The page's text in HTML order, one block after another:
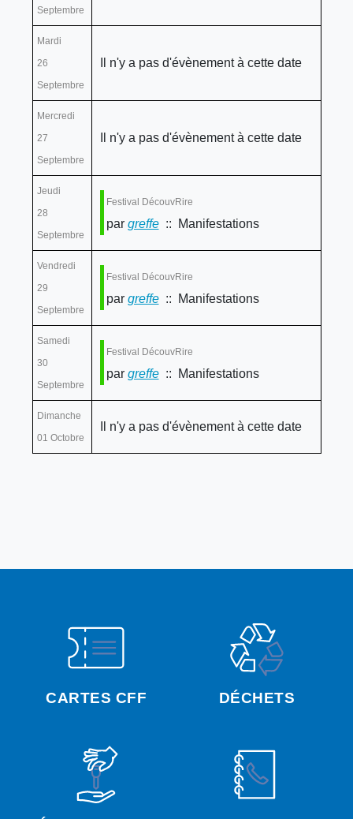
CARTES CFF DÉCHETS
Septembre
Mardi
26
Septembre
Il n'y a pas d'évènement à cette date
Mercredi
27
Septembre
Il n'y a pas d'évènement à cette date
Jeudi
28
Septembre
Festival DécouvRire
par greffe:: Manifestations
Vendredi
29
Septembre
Festival DécouvRire
par greffe:: Manifestations
Samedi
30
Septembre
Festival DécouvRire
par greffe:: Manifestations
Dimanche
01 Octobre
Il n'y a pas d'évènement à cette date